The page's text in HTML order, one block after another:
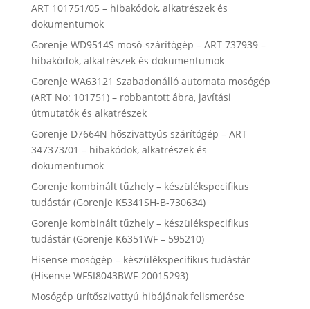
ART 101751/05 – hibakódok, alkatrészek és
dokumentumok
Gorenje WD9514S mosó-szárítógép – ART 737939 –
hibakódok, alkatrészek és dokumentumok
Gorenje WA63121 Szabadonálló automata mosógép
(ART No: 101751) – robbantott ábra, javítási
útmutatók és alkatrészek
Gorenje D7664N hőszivattyús szárítógép – ART
347373/01 – hibakódok, alkatrészek és
dokumentumok
Gorenje kombinált tűzhely – készülékspecifikus
tudástár (Gorenje K5341SH-B-730634)
Gorenje kombinált tűzhely – készülékspecifikus
tudástár (Gorenje K6351WF – 595210)
Hisense mosógép – készülékspecifikus tudástár
(Hisense WF5I8043BWF-20015293)
Mosógép ürítőszivattyú hibájának felismerése